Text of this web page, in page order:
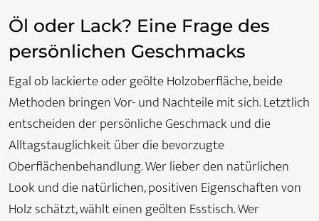
Öl oder Lack? Eine Frage des
persönlichen Geschmacks
Egal ob lackierte oder geölte Holzoberfläche, beide
Methoden bringen Vor- und Nachteile mit sich. Letztlich
entscheiden der persönliche Geschmack und die
Alltagstauglichkeit über die bevorzugte
Oberflächenbehandlung. Wer lieber den natürlichen
Look und die natürlichen, positiven Eigenschaften von
Holz schätzt, wählt einen geölten Esstisch. Wer